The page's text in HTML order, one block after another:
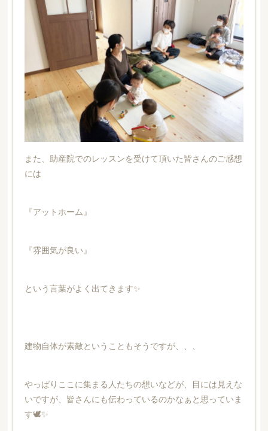
また、助産院でのレッスンを受けて頂いた皆さんのご感想
には
『アットホーム』
『雰囲気が良い』
という言葉がよく出てきます✨
建物自体が素敵ということもそうですが、、、
やっぱりここに集まる人たちの想いなどが、目には見えな
いですが、皆さんにも伝わっているのかなぁと思っていま
す🕊✨